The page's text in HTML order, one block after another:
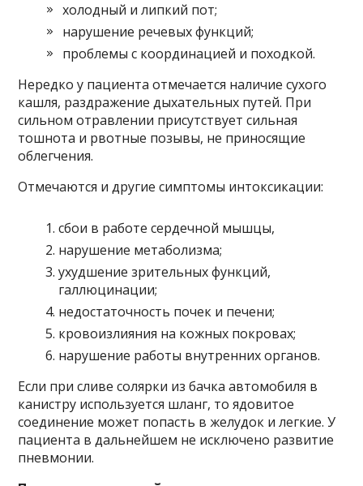
холодный и липкий пот;
нарушение речевых функций;
проблемы с координацией и походкой.
Нередко у пациента отмечается наличие сухого
кашля, раздражение дыхательных путей. При
сильном отравлении присутствует сильная
тошнота и рвотные позывы, не приносящие
облегчения.
Отмечаются и другие симптомы интоксикации:
сбои в работе сердечной мышцы,
нарушение метаболизма;
ухудшение зрительных функций,
галлюцинации;
недостаточность почек и печени;
кровоизлияния на кожных покровах;
нарушение работы внутренних органов.
Если при сливе солярки из бачка автомобиля в
канистру используется шланг, то ядовитое
соединение может попасть в желудок и легкие. У
пациента в дальнейшем не исключено развитие
пневмонии.